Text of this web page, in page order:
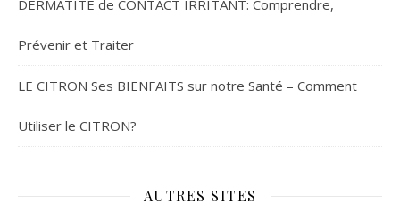
DERMATITE de CONTACT IRRITANT: Comprendre,
Prévenir et Traiter
LE CITRON Ses BIENFAITS sur notre Santé – Comment
Utiliser le CITRON?
AUTRES SITES